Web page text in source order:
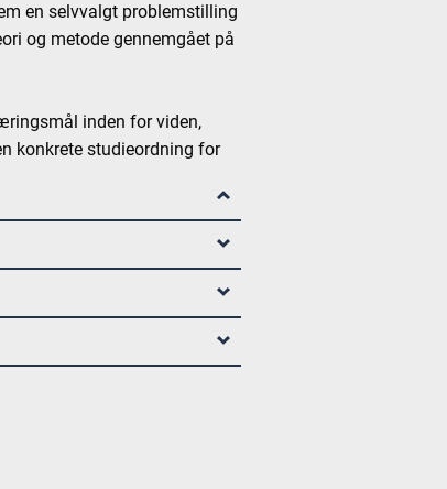
en selvvalgt problemstilling
og metode gennemgået på
inden for viden,
konkrete studieordning for